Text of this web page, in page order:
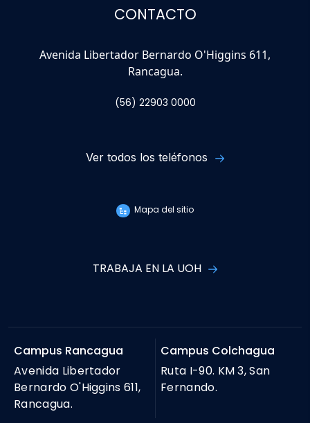
CONTACTO
Avenida Libertador Bernardo O'Higgins 611,
Rancagua.
(56) 22903 0000
Ver todos los teléfonos
Mapa del sitio
TRABAJA EN LA UOH
Campus Rancagua
Avenida Libertador
Bernardo O'Higgins 611,
Rancagua.
Campus Colchagua
Ruta I-90. KM 3, San
Fernando.